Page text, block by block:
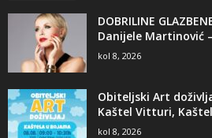
DOBRILINE
Danijele Martinović
kol 8, 2026
Obiteljski Art
Kaštel Vitturi,
kol 8, 2026